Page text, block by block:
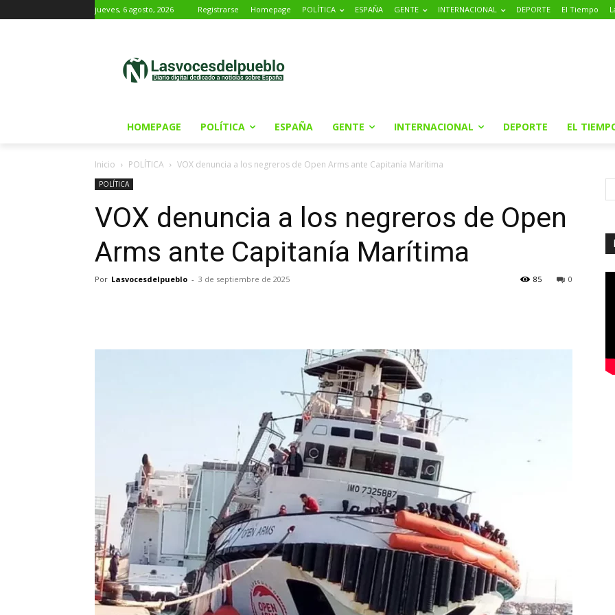
jueves, 6 agosto, 2026 Registrarse Homepage POLÍTICA ESPAÑA GENTE INTERNACIONAL DEPORTE El Tiempo
HOMEPAGE POLÍTICA ESPAÑA GENTE INTERNACIONAL DEPORTE EL
Inicio POLÍTICA VOX denuncia a los negreros de Open Arms ante Capitanía Marítima
POLÍTICA
VOX denuncia a los negreros de Open
Arms ante Capitanía Marítima
Por Lasvocesdelpueblo - 3 de septiembre de 2025 0
85